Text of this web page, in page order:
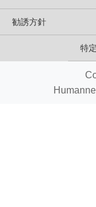
勧誘方針
特